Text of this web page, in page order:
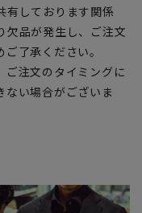
しております関係
欠品が発生し、ご注文
了承ください。
注文のタイミングに
ない場合がございま